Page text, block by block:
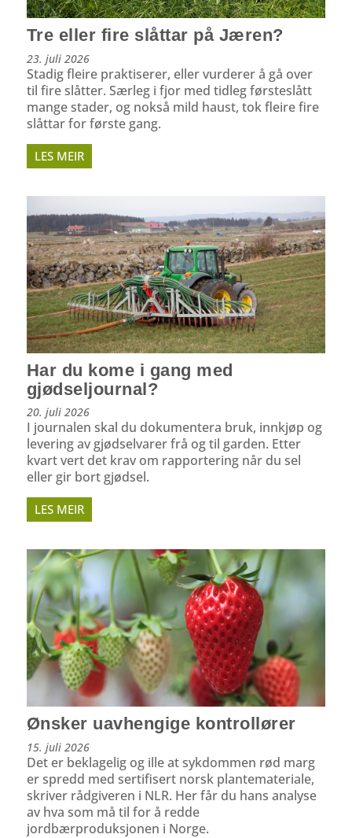
Tre eller fire slåttar på Jæren?
23. juli 2026
Stadig fleire praktiserer, eller vurderer å gå over
til fire slåtter. Særleg i fjor med tidleg førsteslått
mange stader, og nokså mild haust, tok fleire fire
slåttar for første gang.
LES MEIR
Har du kome i gang med
gjødseljournal?
20. juli 2026
I journalen skal du dokumentera bruk, innkjøp og
levering av gjødselvarer frå og til garden. Etter
kvart vert det krav om rapportering når du sel
eller gir bort gjødsel.
LES MEIR
Ønsker uavhengige kontrollører
15. juli 2026
Det er beklagelig og ille at sykdommen rød marg
er spredd med sertifisert norsk plantemateriale,
skriver rådgiveren i NLR. Her får du hans analyse
av hva som må til for å redde
jordbærproduksjonen i Norge.